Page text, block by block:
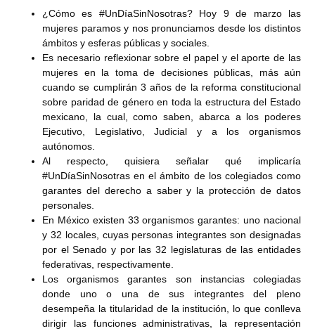
¿Cómo es #UnDíaSinNosotras? Hoy 9 de marzo las
mujeres paramos y nos pronunciamos desde los distintos
ámbitos y esferas públicas y sociales.
Es necesario reflexionar sobre el papel y el aporte de las
mujeres en la toma de decisiones públicas, más aún
cuando se cumplirán 3 años de la reforma constitucional
sobre paridad de género en toda la estructura del Estado
mexicano, la cual, como saben, abarca a los poderes
Ejecutivo, Legislativo, Judicial y a los organismos
autónomos.
Al respecto, quisiera señalar qué implicaría
#UnDíaSinNosotras en el ámbito de los colegiados como
garantes del derecho a saber y la protección de datos
personales.
En México existen 33 organismos garantes: uno nacional
y 32 locales, cuyas personas integrantes son designadas
por el Senado y por las 32 legislaturas de las entidades
federativas, respectivamente.
Los organismos garantes son instancias colegiadas
donde uno o una de sus integrantes del pleno
desempeña la titularidad de la institución, lo que conlleva
dirigir las funciones administrativas, la representación